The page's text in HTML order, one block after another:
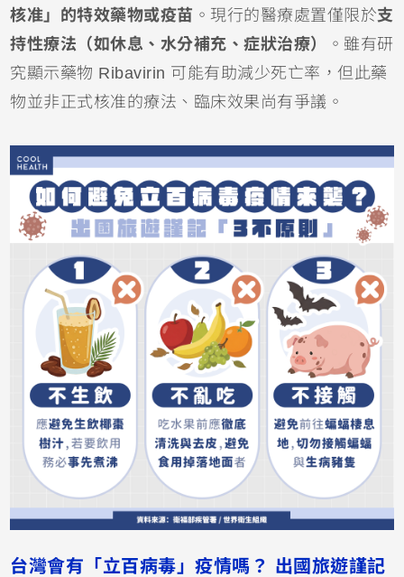
核准」的特效藥物或疫苗 。現行的醫療處置僅限於支
持性療法（如休息、水分補充、症狀治療）
。雖有研
究顯示藥物 Ribavirin 可能有助減少死亡率，但此藥
物並非正式核准的療法、臨床效果尚有爭議。
台灣會有「立百病毒」疫情嗎？ 出國旅遊謹記